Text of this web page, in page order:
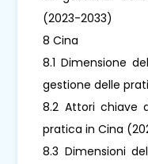
(2023-2033)
8 Cina
8.1 Dimensione
gestione delle
8.2 Attori chiave
pratica in Cina
8.3 Dimensioni